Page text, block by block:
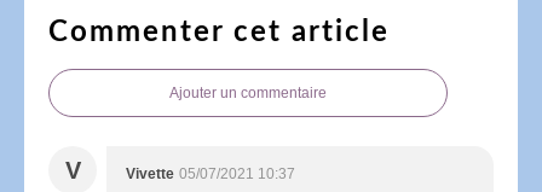
Commenter cet article
Ajouter un commentaire
V Vivette 05/07/2021 10:37